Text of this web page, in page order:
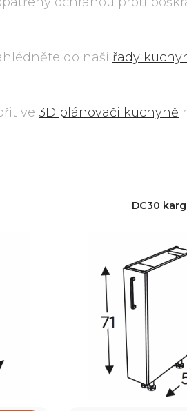
do naší řady
ve 3D plánovači kuchyně
DC30